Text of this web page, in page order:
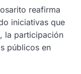
reafirma
iniciativas que
la participación
públicos en